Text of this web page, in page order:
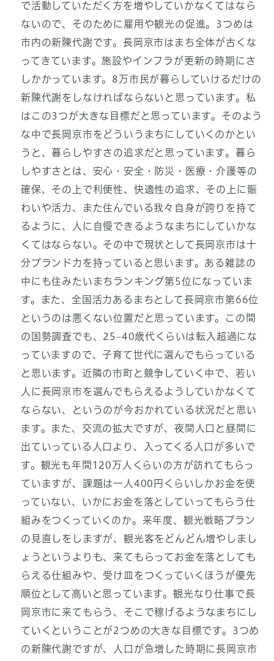
で活動していただく方を増やしていかなくてはなら
ないので、そのために雇用や観光の促進。3つめは
市内の新陳代謝です。長岡京市はまち全体が古くな
ってきています。施設やインフラが更新の時期にさ
しかかっています。8万市民が暮らしていけるだけの
新陳代謝をしなければならないと思っています。私
はこの3つが大きな目標だと思っています。そのよう
な中で長岡京市をどういうまちにしていくのかとい
うと、暮らしやすさの追求だと思っています。暮ら
しやすさとは、安心・安全・防災・医療・介護等の
確保、その上で利便性、快適性の追求、その上に賑
わいや活力、また住んでいる我々自身が誇りを持て
るように、人に自慢できるようなまちにしていかな
くてはならない。その中で現状として長岡京市は十
分ブランド力を持っていると思います。ある雑誌の
中にも住みたいまちランキング第5位になっていま
す。また、全国活力あるまちとして長岡京市第66位
というのは悪くない位置だと思っています。この間
の国勢調査でも、25~40歳代くらいは転入超過にな
っていますので、子育て世代に選んでもらっている
と思います。近隣の市町と競争していく中で、若い
人に長岡京市を選んでもらえるようしていかなくて
ならない、というのが今おかれている状況だと思い
ます。また、交流の拡大ですが、夜間人口と昼間に
出ていっている人口より、入ってくる人口が多いで
す。観光も年間120万人くらいの方が訪れてもらっ
ていますが、課題は一人400円くらいしかお金を使
っていない、いかにお金を落としていってもらう仕
組みをつくっていくのか。来年度、観光戦略プラン
の見直しをしますが、観光客をどんどん増やしまし
ょうというよりも、来てもらってお金を落としても
らえる仕組みや、受け皿をつくっていくほうが優先
順位として高いと思っています。観光なり仕事で長
岡京市に来てもらう、そこで稼げるようなまちにし
ていくということが2つめの大きな目標です。3つめ
の新陳代謝ですが、人口が急増した時期に長岡京市